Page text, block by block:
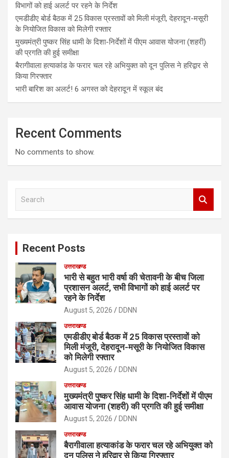
विभागों को हाई अलर्ट पर रहने के निर्देश
एमडीडीए बोर्ड बैठक में 25 विकास प्रस्तावों को मिली मंजूरी, देहरादून-मसूरी
के नियोजित विकास को मिलेगी रफ्तार
मुख्यमंत्री पुष्कर सिंह धामी के दिशा-निर्देशों में पीएम आवास योजना (शहरी)
की प्रगति की हुई समीक्षा
बैरागीवाला हत्याकांड के फरार चल रहे अभियुक्त को दून पुलिस ने हरिद्वार से
किया गिरफ्तार
भारी बारिश का अलर्ट! 6 अगस्त को देहरादून में स्कूल बंद
Recent Comments
No comments to show.
Recent Posts
उत्तराखण्ड
भारी से बहुत भारी वर्षा की चेतावनी के बीच जिला
प्रशासन अलर्ट, सभी विभागों को हाई अलर्ट पर
रहने के निर्देश
August 5, 2026 DDNN
उत्तराखण्ड
एमडीडीए बोर्ड बैठक में 25 विकास प्रस्तावों को
मिली मंजूरी, देहरादून-मसूरी के नियोजित विकास
को मिलेगी रफ्तार
August 5, 2026 DDNN
उत्तराखण्ड
मुख्यमंत्री पुष्कर सिंह धामी के दिशा-निर्देशों में पीएम
आवास योजना (शहरी) की प्रगति की हुई समीक्षा
August 5, 2026 DDNN
उत्तराखण्ड
बैरागीवाला हत्याकांड के फरार चल रहे अभियुक्त को
दून पुलिस ने हरिद्वार से किया गिरफ्तार